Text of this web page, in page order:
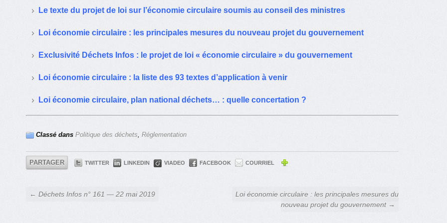
Le texte du projet de loi sur l’économie circulaire soumis au conseil des ministres
Loi économie circulaire : les principales mesures du nouveau projet du gouvernement
Exclusivité Déchets Infos : le projet de loi « économie circulaire » du gouvernement
Loi économie circulaire : la liste des 93 textes d’application à venir
Loi économie circulaire, plan national déchets… : quelle concertation ?
Classé dans Politique des déchets Réglementation
PARTAGER TWITTER LINKEDIN VIADEO FACEBOOK COURRIEL
← Déchets Infos n° 161 — 22 mai 2019
Loi économie circulaire : les principales mesures du
nouveau projet du gouvernement →